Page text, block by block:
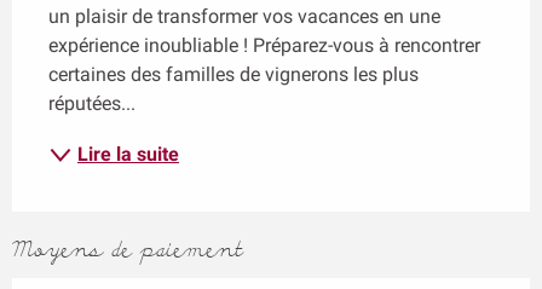
un plaisir de transformer vos vacances en une
expérience inoubliable ! Préparez-vous à rencontrer
certaines des familles de vignerons les plus
réputées...
Lire la suite
Moyens de paiement